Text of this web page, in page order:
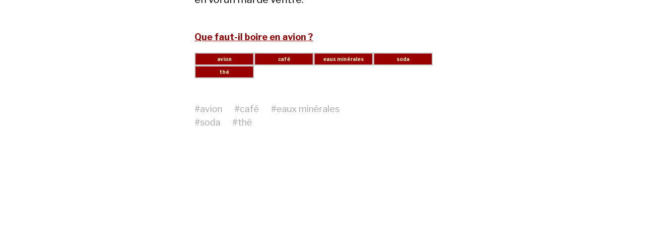
Que faut-il boire en avion ?
#avion #café #eaux minérales
#soda #thé